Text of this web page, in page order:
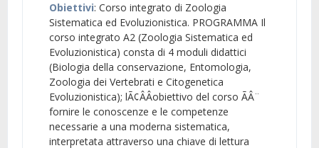
Obiettivi: Corso integrato di Zoologia
Sistematica ed Evoluzionistica. PROGRAMMA Il
corso integrato A2 (Zoologia Sistematica ed
Evoluzionistica) consta di 4 moduli didattici
(Biologia della conservazione, Entomologia,
Zoologia dei Vertebrati e Citogenetica
Evoluzionistica); lÃ¢ÂÂobiettivo del corso ÃÂ¨
fornire le conoscenze e le competenze
necessarie a una moderna sistematica,
interpretata attraverso una chiave di lettura